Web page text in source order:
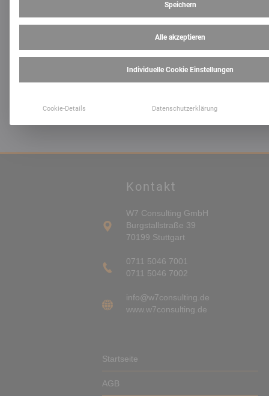
Kontakt
W7 Consulting GmbH
Burgstallstraße 39
70199 Stuttgart
0711 5046 7001
0711 5046 7002
info@w7consulting.de
www.w7consulting.de
Startseite
AGB
Speichern
Alle akzeptieren
Individuelle Cookie Einstellungen
Cookie-Details Datenschutzerklärung